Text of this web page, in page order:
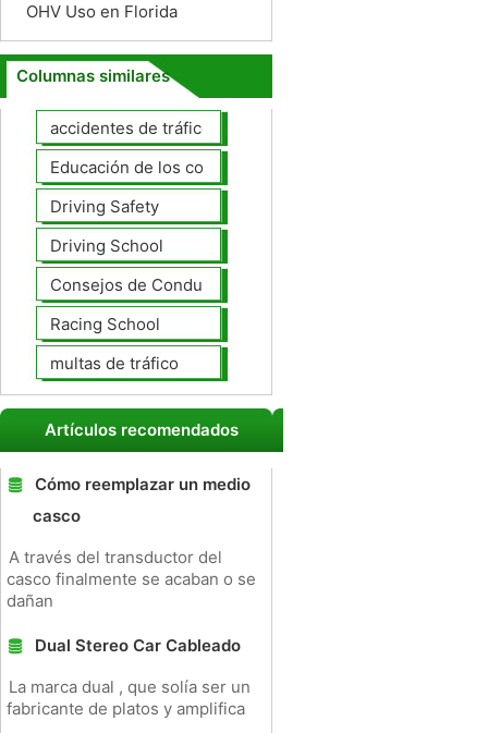
OHV Uso en Florida
Columnas similares
accidentes de tráfico
Educación de los conductores
Driving Safety
Driving School
Consejos de Conducción
Racing School
multas de tráfico
Artículos recomendados
Cómo reemplazar un medio
casco
A través del transductor del
casco finalmente se acaban o se
dañan
Dual Stereo Car Cableado
La marca dual , que solía ser un
fabricante de platos y amplifica